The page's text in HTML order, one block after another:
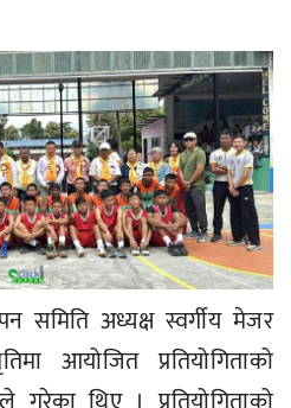
समिति अध्यक्ष स्वर्गीय मेजर
आयोजित प्रतियोगिताको